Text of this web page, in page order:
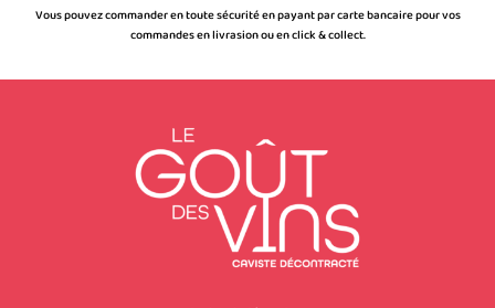
Vous pouvez commander en toute sécurité en payant par carte bancaire pour vos
commandes en livrasion ou en click & collect.